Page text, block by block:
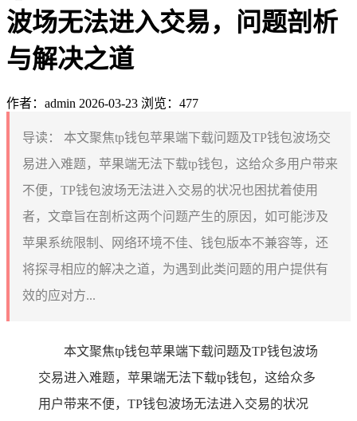
波场无法进入交易，问题剖析
与解决之道
作者：admin 2026-03-23 浏览：477
导读：
本文聚焦tp钱包苹果端下载问题及TP钱包波场交
易进入难题，苹果端无法下载tp钱包，这给众多用户带来
不便，TP钱包波场无法进入交易的状况也困扰着使用
者，文章旨在剖析这两个问题产生的原因，如可能涉及
苹果系统限制、网络环境不佳、钱包版本不兼容等，还
将探寻相应的解决之道，为遇到此类问题的用户提供有
效的应对方...
本文聚焦tp钱包苹果端下载问题及TP钱包波场
交易进入难题，苹果端无法下载tp钱包，这给众多
用户带来不便，TP钱包波场无法进入交易的状况